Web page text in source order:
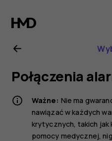
Nokia
2.1
—
obsługi
Połączenia
Ważne: Nie ma
nawiązać w każdych
krytycznych, takich jak
pomocy medycznej,